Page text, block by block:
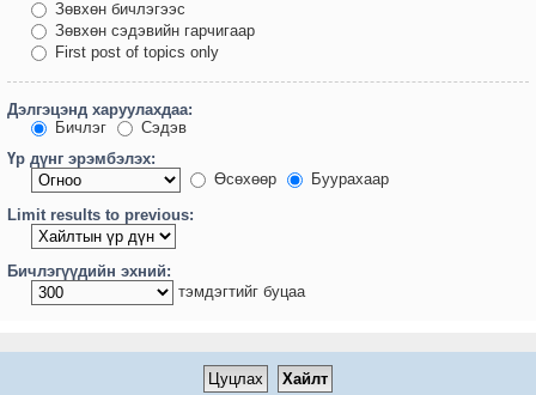
Зөвхөн бичлэгээс
Зөвхөн сэдэвийн гарчигаар
First post of topics only
Дэлгэцэнд харуулахдаа:
Бичлэг
Сэдэв
Үр дүнг эрэмбэлэх:
Өсөхөөр
Буурахаар
Limit results to previous:
Бичлэгүүдийн эхний:
тэмдэгтийг буцаа